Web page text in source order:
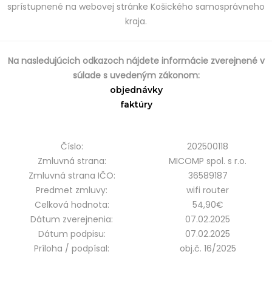
sprístupnené na webovej stránke Košického samosprávneho
kraja.
Na nasledujúcich odkazoch nájdete informácie zverejnené v
súlade s uvedeným zákonom:
objednávky
faktúry
Číslo:
202500118
Zmluvná strana:
MICOMP spol. s r.o.
Zmluvná strana IČO:
36589187
Predmet zmluvy:
wifi router
Celková hodnota:
54,90€
Dátum zverejnenia:
07.02.2025
Dátum podpisu:
07.02.2025
Príloha / podpísal:
obj.č. 16/2025